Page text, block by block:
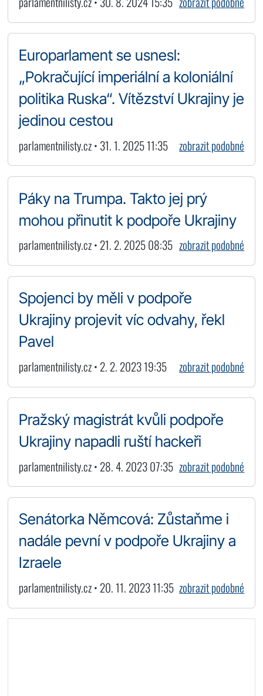
Europarlament se usnesl:
„Pokračující imperiální a koloniální
politika Ruska“. Vítězství Ukrajiny je
jedinou cestou
parlamentnilisty.cz • 31. 1. 2025 11:35 zobrazit podobné
Páky na Trumpa. Takto jej prý
mohou přinutit k podpoře Ukrajiny
parlamentnilisty.cz • 21. 2. 2025 08:35 zobrazit podobné
Spojenci by měli v podpoře
Ukrajiny projevit víc odvahy, řekl
Pavel
parlamentnilisty.cz • 2. 2. 2023 19:35 zobrazit podobné
Pražský magistrát kvůli podpoře
Ukrajiny napadli ruští hackeři
parlamentnilisty.cz • 28. 4. 2023 07:35 zobrazit podobné
Senátorka Němcová: Zůstaňme i
nadále pevní v podpoře Ukrajiny a
Izraele
parlamentnilisty.cz • 20. 11. 2023 11:35 zobrazit podobné